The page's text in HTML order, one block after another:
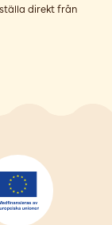
direkt från